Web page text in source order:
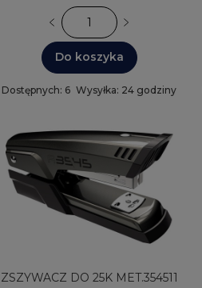
Do koszyka
Dostępnych: 6 Wysyłka: 24 godziny
ZSZYWACZ DO 25K MET.354511